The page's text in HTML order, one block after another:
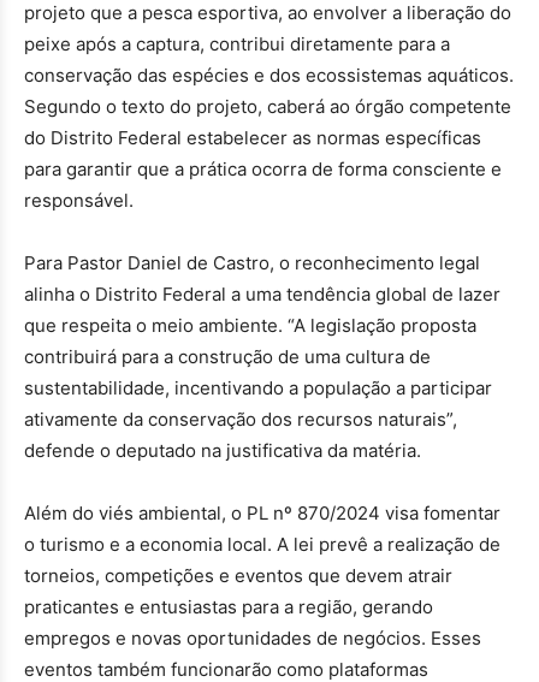
projeto que a pesca esportiva, ao envolver a liberação do
peixe após a captura, contribui diretamente para a
conservação das espécies e dos ecossistemas aquáticos.
Segundo o texto do projeto, caberá ao órgão competente
do Distrito Federal estabelecer as normas específicas
para garantir que a prática ocorra de forma consciente e
responsável.
Para Pastor Daniel de Castro, o reconhecimento legal
alinha o Distrito Federal a uma tendência global de lazer
que respeita o meio ambiente. “A legislação proposta
contribuirá para a construção de uma cultura de
sustentabilidade, incentivando a população a participar
ativamente da conservação dos recursos naturais”,
defende o deputado na justificativa da matéria.
Além do viés ambiental, o PL nº 870/2024 visa fomentar
o turismo e a economia local. A lei prevê a realização de
torneios, competições e eventos que devem atrair
praticantes e entusiastas para a região, gerando
empregos e novas oportunidades de negócios. Esses
eventos também funcionarão como plataformas